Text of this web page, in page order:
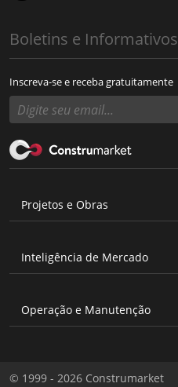
Boletins e Informativos
Inscreva-se e receba gratuitamente
Projetos e Obras
Inteligência de Mercado
Operação e Manutenção
© 1999 - 2026 Construmarket